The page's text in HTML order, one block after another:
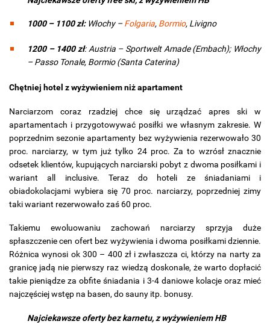
1000 – 1100 zł:Włochy –Folgaria, Bormio, Livigno
1200 – 1400 zł: Austria – Sportwelt Amade (Embach); Włochy
– Passo Tonale, Bormio (Santa Caterina)
Chętniej hotel z wyżywieniem niż apartament
Narciarzom coraz rzadziej chce się urządzać apres ski w
apartamentach i przygotowywać posiłki we własnym zakresie. W
poprzednim sezonie apartamenty bez wyżywienia rezerwowało 30
proc. narciarzy, w tym już tylko 24 proc. Za to wzrósł znacznie
odsetek klientów, kupujących narciarski pobyt z dwoma posiłkami i
wariant all inclusive. Teraz do hoteli ze śniadaniami i
obiadokolacjami wybiera się 70 proc. narciarzy, poprzedniej zimy
taki wariant rezerwowało zaś 60 proc.
Takiemu ewoluowaniu zachowań narciarzy sprzyja duże
spłaszczenie cen ofert bez wyżywienia i dwoma posiłkami dziennie.
Różnica wynosi ok 300 – 400 zł i zwłaszcza ci, którzy na narty za
granicę jadą nie pierwszy raz wiedzą doskonale, że warto dopłacić
takie pieniądze za obfite śniadania i 3-4 daniowe kolacje oraz mieć
najczęściej wstęp na basen, do sauny itp. bonusy.
Najciekawsze oferty bez karnetu, z wyżywieniem HB